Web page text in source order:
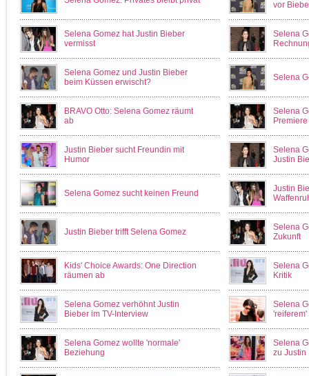
vor
Selena Gomez hat Justin Bieber
vermisst
Selena
Selena Gomez und Justin Bieber
beim Küssen erwischt?
Selena
BRAVO Otto: Selena Gomez räumt
ab
Selena
Premiere
Justin Bieber sucht Freundin mit
Humor
Selena
Justin
Selena Gomez sucht keinen Freund
Justin
Justin Bieber trifft Selena Gomez
Selena
Zukunft
Kids' Choice Awards: One Direction
räumen ab
Selena
Kritik
Selena Gomez verhöhnt Justin
Bieber im TV-Interview
Selena
'reiferem'
Selena Gomez wollte 'normale'
Beziehung
Selena
zu Justin